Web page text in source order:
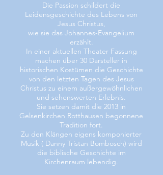
Die Passion schildert die
Leidensgeschichte des Lebens von
Jesus Christus,
wie sie das Johannes-Evangelium
erzählt.
In einer aktuellen Theater Fassung
machen über 30 Darsteller in
historischen Kostümen die Geschichte
von den letzten Tagen des Jesus
Christus zu einem außergewöhnlichen
und sehenswerten Erlebnis.
Sie setzen damit die 2013 in
Gelsenkirchen Rotthausen begonnene
Tradition fort.
Zu den Klängen eigens komponierter
Musik ( Danny Tristan Bombosch) wird
die biblische Geschichte im
Kirchenraum lebendig.